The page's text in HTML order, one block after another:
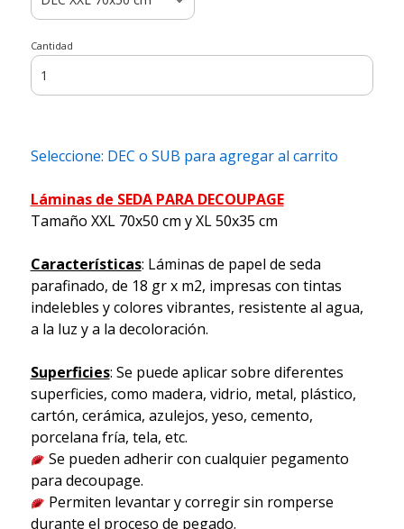
Cantidad
Seleccione: DEC o SUB para agregar al carrito
Láminas de SEDA PARA DECOUPAGE
Tamaño XXL 70x50 cm y XL 50x35 cm
Características: Láminas de papel de seda
parafinado, de 18 gr x m2, impresas con tintas
indelebles y colores vibrantes, resistente al agua,
a la luz y a la decoloración.
Superficies: Se puede aplicar sobre diferentes
superficies, como madera, vidrio, metal, plástico,
cartón, cerámica, azulejos, yeso, cemento,
porcelana fría, tela, etc.
Se pueden adherir con cualquier pegamento
para decoupage.
Permiten levantar y corregir sin romperse
durante el proceso de pegado.